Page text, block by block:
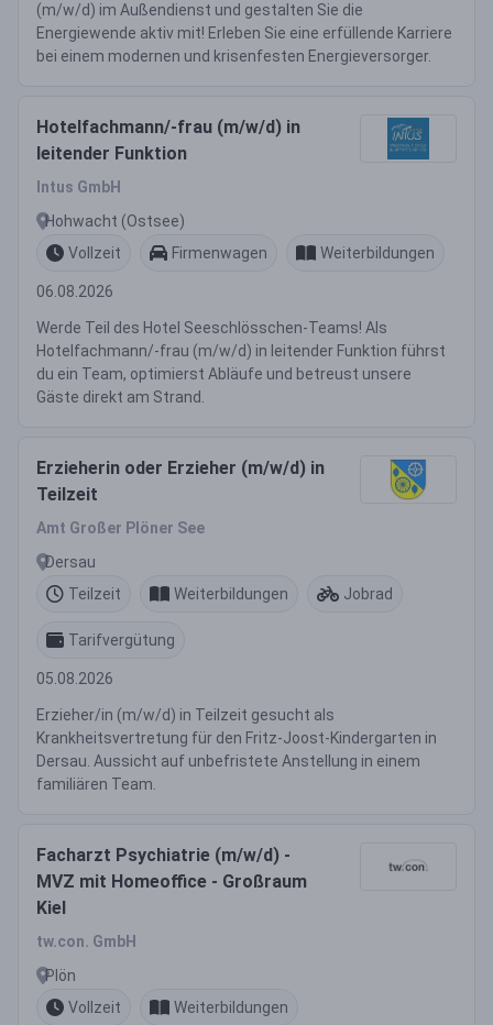
(m/w/d) im Außendienst und gestalten Sie die
Energiewende aktiv mit! Erleben Sie eine erfüllende Karriere
bei einem modernen und krisenfesten Energieversorger.
Hotelfachmann/-frau (m/w/d) in
leitender Funktion
Intus GmbH
Hohwacht (Ostsee)
Vollzeit
Firmenwagen Weiterbildungen
06.08.2026
Werde Teil des Hotel Seeschlösschen-Teams! Als
Hotelfachmann/-frau (m/w/d) in leitender Funktion führst
du ein Team, optimierst Abläufe und betreust unsere
Gäste direkt am Strand.
Erzieherin oder Erzieher (m/w/d) in
Teilzeit
Amt Großer Plöner See
Dersau
Teilzeit
Weiterbildungen Jobrad
Tarifvergütung
05.08.2026
Erzieher/in (m/w/d) in Teilzeit gesucht als
Krankheitsvertretung für den Fritz-Joost-Kindergarten in
Dersau. Aussicht auf unbefristete Anstellung in einem
familiären Team.
Facharzt Psychiatrie (m/w/d) -
MVZ mit Homeoffice - Großraum
Kiel
tw.con. GmbH
Plön
Vollzeit
Weiterbildungen